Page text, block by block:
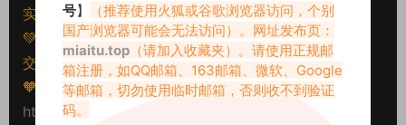
实将封禁账号权限！
💚本文资源均来源网友分享，若侵犯了您的权益可以提
交工单处理。
🧡转载请注明出处！原文链接：
https://www.miaitu.com/78747.html
号】
（推荐使用火狐或谷歌浏览器访问，个别
国产浏览器可能会无法访问）。网址发布页：
miaitu.top （请加入收藏夹）。请使用正规邮
箱注册，如QQ邮箱、163邮箱、微软、Google
等邮箱，切勿使用临时邮箱，否则收不到验证
码。